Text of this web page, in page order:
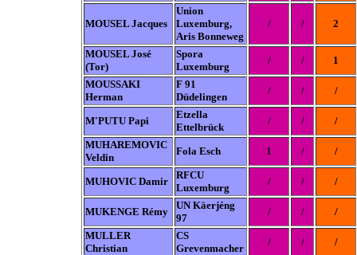
MOUSEL Jacques
Union
Luxemburg,
Aris Bonneweg
/ / 2
MOUSEL José
(Tor)
Spora
Luxemburg
/ /
1
MOUSSAKI
Herman
F 91
Düdelingen
/ / /
M'PUTU Papi
Etzella
Ettelbrück
/ /
/
MUHAREMOVIC
Veldin
Fola Esch 1 / /
MUHOVIC Damir
RFCU
Luxemburg
/ / /
MUKENGE Rémy
UN Käerjéng
97
/ /
/
MULLER
Christian
CS
Grevenmacher
/ / /